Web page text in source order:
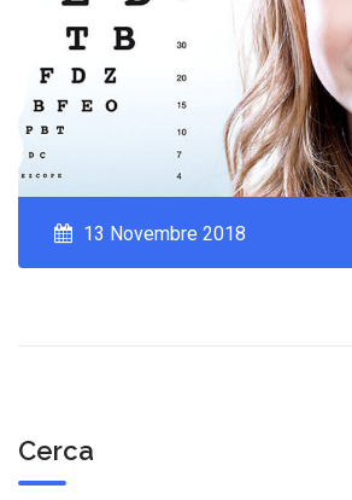
13 Novembre 2018
Cerca